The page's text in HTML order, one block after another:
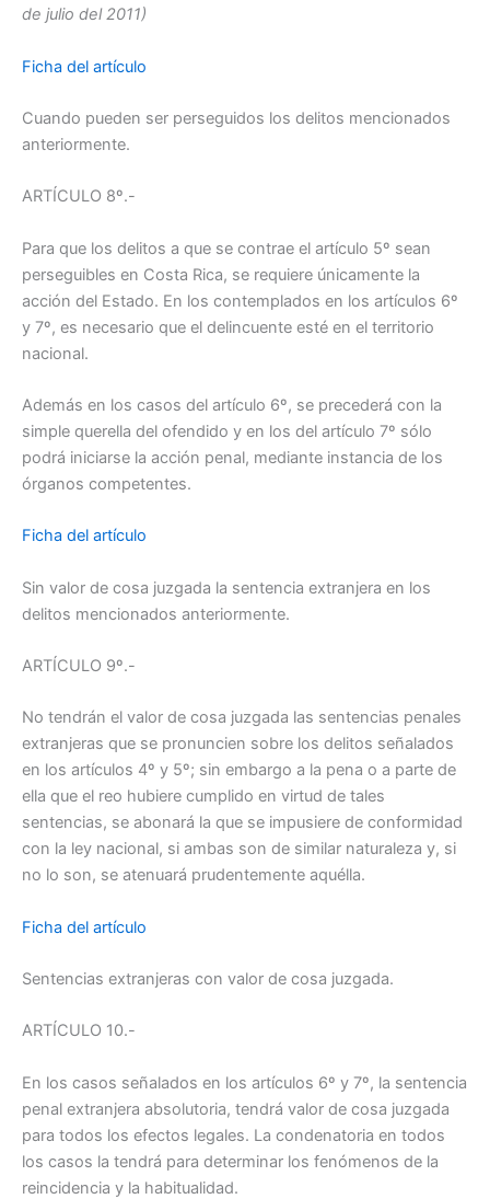
de julio del 2011)
Ficha del artículo
Cuando pueden ser perseguidos los delitos mencionados
anteriormente.
ARTÍCULO 8º.-
Para que los delitos a que se contrae el artículo 5º sean
perseguibles en Costa Rica, se requiere únicamente la
acción del Estado. En los contemplados en los artículos 6º
y 7º, es necesario que el delincuente esté en el territorio
nacional.
Además en los casos del artículo 6º, se precederá con la
simple querella del ofendido y en los del artículo 7º sólo
podrá iniciarse la acción penal, mediante instancia de los
órganos competentes.
Ficha del artículo
Sin valor de cosa juzgada la sentencia extranjera en los
delitos mencionados anteriormente.
ARTÍCULO 9º.-
No tendrán el valor de cosa juzgada las sentencias penales
extranjeras que se pronuncien sobre los delitos señalados
en los artículos 4º y 5º; sin embargo a la pena o a parte de
ella que el reo hubiere cumplido en virtud de tales
sentencias, se abonará la que se impusiere de conformidad
con la ley nacional, si ambas son de similar naturaleza y, si
no lo son, se atenuará prudentemente aquélla.
Ficha del artículo
Sentencias extranjeras con valor de cosa juzgada.
ARTÍCULO 10.-
En los casos señalados en los artículos 6º y 7º, la sentencia
penal extranjera absolutoria, tendrá valor de cosa juzgada
para todos los efectos legales. La condenatoria en todos
los casos la tendrá para determinar los fenómenos de la
reincidencia y la habitualidad.